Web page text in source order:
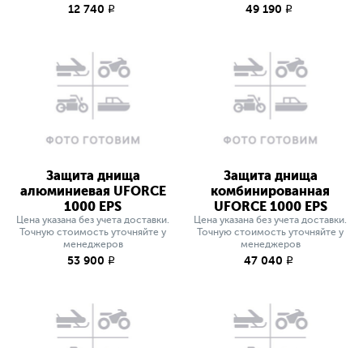
12 740 q 49 190 q
Защита днища
алюминиевая UFORCE
1000 EPS
Цена указана без учета доставки.
Точную стоимость уточняйте у
менеджеров
53 900 q
Защита днища
комбинированная
UFORCE 1000 EPS
Цена указана без учета доставки.
Точную стоимость уточняйте у
менеджеров
47 040 q